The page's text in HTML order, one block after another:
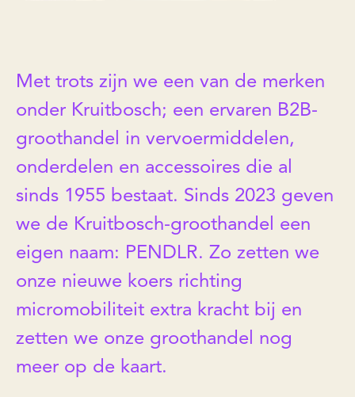
Met trots zijn we een van de merken
onder Kruitbosch; een ervaren B2B-
groothandel in vervoermiddelen,
onderdelen en accessoires die al
sinds 1955 bestaat. Sinds 2023 geven
we de Kruitbosch-groothandel een
eigen naam: PENDLR. Zo zetten we
onze nieuwe koers richting
micromobiliteit extra kracht bij en
zetten we onze groothandel nog
meer op de kaart.